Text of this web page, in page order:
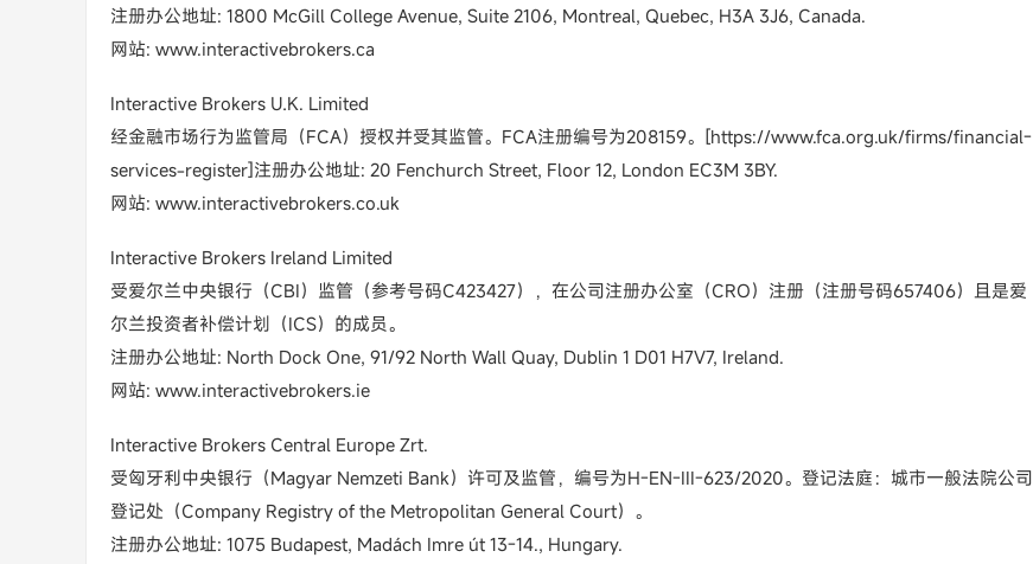
注册办公地址: 1800 McGill College Avenue, Suite 2106, Montreal, Quebec, H3A 3J6, Canada.
网站: www.interactivebrokers.ca
Interactive Brokers U.K. Limited
经金融市场行为监管局（FCA）授权并受其监管。FCA注册编号为208159。[https://www.fca.org.uk/firms/financial-
services-register]注册办公地址: 20 Fenchurch Street, Floor 12, London EC3M 3BY.
网站: www.interactivebrokers.co.uk
Interactive Brokers Ireland Limited
受爱尔兰中央银行（CBI）监管（参考号码C423427），在公司注册办公室（CRO）注册（注册号码657406）且是爱
尔兰投资者补偿计划（ICS）的成员。
注册办公地址: North Dock One, 91/92 North Wall Quay, Dublin 1 D01 H7V7, Ireland.
网站: www.interactivebrokers.ie
Interactive Brokers Central Europe Zrt.
受匈牙利中央银行（Magyar Nemzeti Bank）许可及监管，编号为H-EN-III-623/2020。登记法庭：城市一般法院公司
登记处（Company Registry of the Metropolitan General Court）。
注册办公地址: 1075 Budapest, Madách Imre út 13-14., Hungary.